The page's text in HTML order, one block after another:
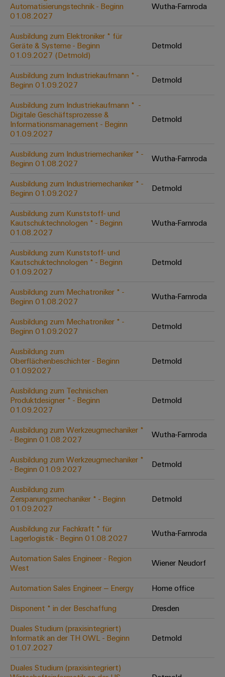
Verbindungslösungen
für
Konventionelle
Energieerzeugung
Zukunftssicherheit
für
bewährte
Maschinenbau
Lösungen
für
verschiedene
Segmente
der
und
Fabrikautomation
Öl
&
Sicherer
Betrieb
mit
Lösungen
für
Prozessindustrie
Mehr
Ressourceneffizienz
durch
Schaltschrankbau
Lösungen
die
Herausforderungen
Schaltschrankbau
Moderne
und
digitale
für
klimafreundliche
im
Schiffbau
Verbindungslösungen
die
maritime
Industrie
Wasseraufbereitung
Systeme
Lösungen
Dezentrale
Automatisierung
Lösungen
IIoT
&
Automation
Software
Industrial
Industrial
Automation
Industrial
IoT
Industrial
Security
Industrial
Service
Platform
easyConnect
Regler
Gerätehersteller
Leiterplattensteckverbinder
&
PCB
Services
Equipment
(OEM)
Elektronikgehäuse
Blitz-
und
Überspannungsschutz
PV
Feldbusverteiler
Automatisierung
&
Software
I/O-
Systeme
Industrial
Ethernet
Touch-
Panels
Engineering-
Visualisierungstools
Energiemessung
und
Smart
Metering
Weidmüller
AI
Access
&
Services
Industrial
Platform
easyConnect
Werkstatt
&
Technischer
Support
Umweltbezogene
Produktkonformität
Engineering
Daten
Technische
Produktkataloge
Reparatur
und
Ersatzteile
Trainings
Webinare
PSIRT
Digitale
Bestellmöglichkeiten
eShop
OCI-
EDI-
Schnittstelle
ALLE
SERVICES
Pressekontakt
Unsere
IIoT
and
Partner
Netzwerk
IIoT
Automation
Solution
finden
Solution
Partner
-
Systemintegratoren
Messen
&
Globale
Messen
&
Events
Offene
Ausbildungs-
und
Studienplätze
Aktuelle
Termine
Workshops
für
Schulklassen
Stellenbörse
Entwicklung
Karriere auf
neues
Distribution
Automatisierungstechnik - Beginn
01.08.2027
Wutha-Farnroda
Ausbildung zum Elektroniker * für
Geräte & Systeme - Beginn
01.09.2027 (Detmold)
Detmold
Ausbildung zum Industriekaufmann * -
Beginn 01.09.2027
Detmold
Ausbildung zum Industriekaufmann * ​ -
Digitale Geschäftsprozesse &
Informationsmanagement - Beginn
01.09.2027
Detmold
Ausbildung zum Industriemechaniker * -
Beginn 01.08.2027
Wutha-Farnroda
Ausbildung zum Industriemechaniker * -
Beginn 01.09.2027
Detmold
Ausbildung zum Kunststoff- und
Kautschuktechnologen * - Beginn
01.08.2027
Wutha-Farnroda
Ausbildung zum Kunststoff- und
Kautschuktechnologen * - Beginn
01.09.2027
Detmold
Ausbildung zum Mechatroniker * -
Beginn 01.08.2027
Wutha-Farnroda
Ausbildung zum Mechatroniker * -
Beginn 01.09.2027
Detmold
Ausbildung zum
Oberflächenbeschichter - Beginn
01.092027
Detmold
Ausbildung zum Technischen
Produktdesigner * - Beginn
01.09.2027
Detmold
Ausbildung zum Werkzeugmechaniker *
- Beginn 01.08.2027
Wutha-Farnroda
Ausbildung zum Werkzeugmechaniker *
- Beginn 01.09.2027
Detmold
Ausbildung zum
Zerspanungsmechaniker * - Beginn
01.09.2027
Detmold
Ausbildung zur Fachkraft * für
Lagerlogistik - Beginn 01.08.2027
Wutha-Farnroda
Automation Sales Engineer - Region
West
Wiener Neudorf
Automation Sales Engineer – Energy
Home office
Disponent * in der Beschaffung
Dresden
Duales Studium (praxisintegriert)
Informatik an der TH OWL - Beginn
01.07.2027
Detmold
Duales Studium (praxisintegriert)